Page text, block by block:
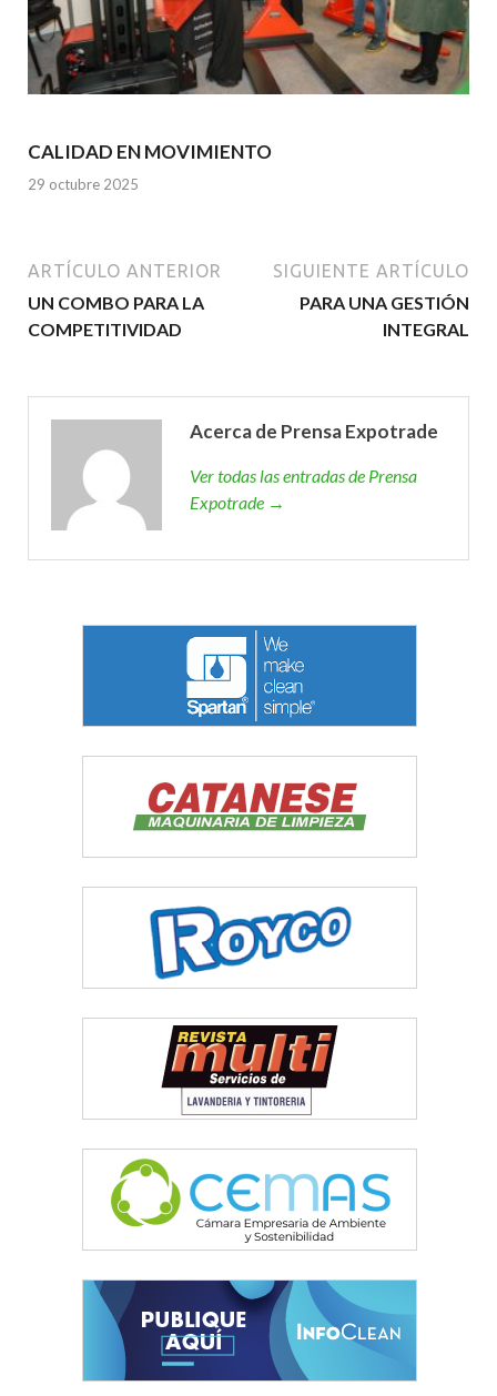
CALIDAD EN MOVIMIENTO
29 octubre 2025
ARTÍCULO ANTERIOR
UN COMBO PARA LA
COMPETITIVIDAD
SIGUIENTE ARTÍCULO
PARA UNA GESTIÓN
INTEGRAL
Acerca de Prensa Expotrade
Ver todas las entradas de Prensa
Expotrade →